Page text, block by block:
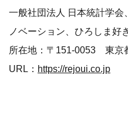
一般社団法人 日本統計学会
ノベーション、ひろしま好
所在地：〒151-0053 東京
URL： https://rejoui.co.jp